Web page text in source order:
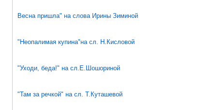
Весна пришла" на слова Ирины Зиминой
"Неопалимая купина"на сл. Н.Кисловой
"Уходи, беда!" на сл.Е.Шошориной
"Там за речкой" на сл. Т.Куташевой